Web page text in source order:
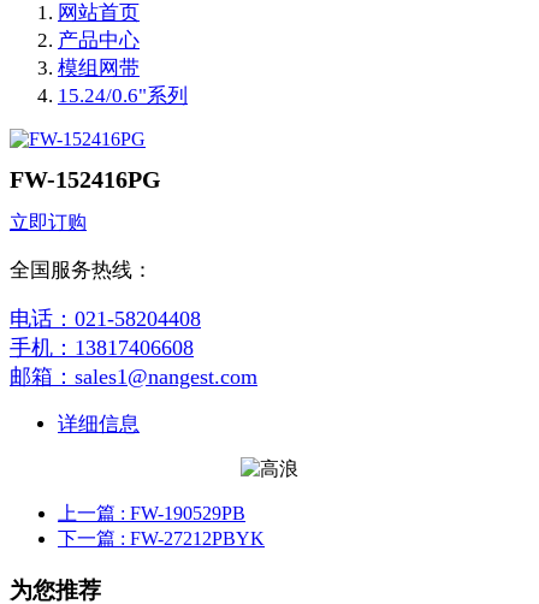
网站首页
产品中心
模组网带
15.24/0.6"系列
FW-152416PG
立即订购
全国服务热线：
电话：021-58204408
手机：13817406608
邮箱：sales1@nangest.com
详细信息
上一篇 : FW-190529PB
下一篇 : FW-27212PBYK
为您推荐